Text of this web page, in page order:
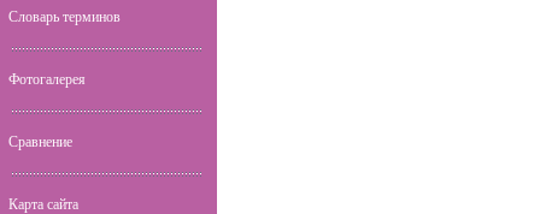
Словарь терминов
Фотогалерея
Сравнение
Карта сайта